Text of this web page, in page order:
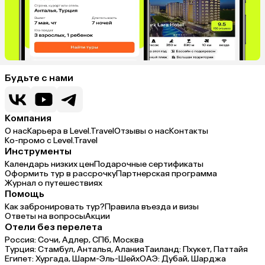
Будьте с нами
Компания
О насКарьера в Level.TravelОтзывы о насКонтакты
Ко-промо с Level.Travel
Инструменты
Календарь низких ценПодарочные сертификаты
Оформить тур в рассрочкуПартнерская программа
Журнал о путешествиях
Помощь
Как забронировать тур?Правила въезда и визы
Ответы на вопросыАкции
Отели без перелета
Россия:Сочи,Адлер,СПб,Москва
Турция:Стамбул,Анталья,АланияТаиланд:Пхукет,Паттайя
Египет:Хургада,Шарм-Эль-ШейхОАЭ:Дубай,Шарджа